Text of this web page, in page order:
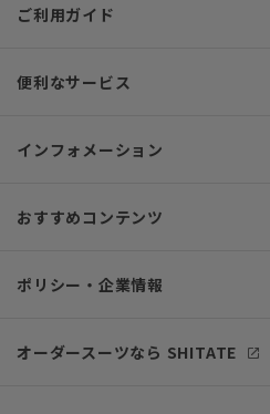
ご利用ガイド
便利なサービス
インフォメーション
おすすめコンテンツ
ポリシー・企業情報
オーダースーツなら SHITATE